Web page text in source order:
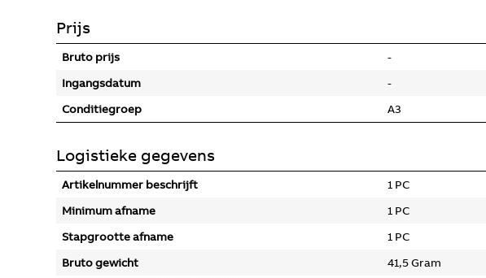
Prijs
Bruto prijs
-
Ingangsdatum
-
Conditiegroep
A3
Logistieke gegevens
Artikelnummer beschrijft
1 PC
Minimum afname
1 PC
Stapgrootte afname
1 PC
Bruto gewicht
41,5 Gram